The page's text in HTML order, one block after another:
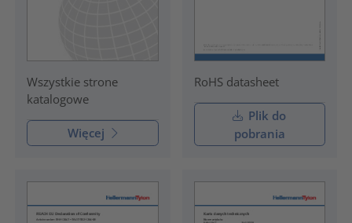
Wszystkie strone
katalogowe
Więcej
RoHS datasheet
Plik do
pobrania